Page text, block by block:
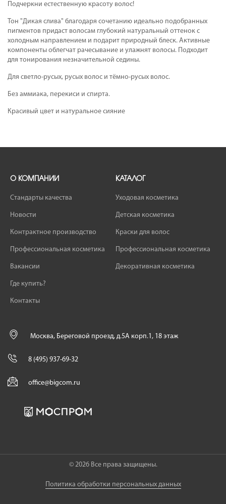
Подчеркни естественную красоту волос!
Тон "Дикая слива" благодаря сочетанию идеально подобранных
пигментов придаст волосам глубокий натуральный оттенок с
холодным направлением и подарит природный блеск. Активные
компоненты облегчат рачесывание и улажнят волосы. Подходит
для тонирования незначительной седины.
Для светло-русых, русых волос и тёмно-русых волос.
Без аммиака, перекиси и спирта.
Красивый цвет и натуральное сияние
О КОМПАНИИ
Стандарты качества
Новости
Контрактное производство
Профессиональная косметика
Вакансии
Где купить?
Контакты
КАТАЛОГ
Уходовая косметика
Детская косметика
Краски для волос
Профессиональная косметика
Декоративная косметика
Москва, Береговой проезд, д.5А корп.1, 18 этаж
8 (495) 937-69-32
office@bigcom.ru
© 2026 Все права защищены.
Политика обработки персональных данных